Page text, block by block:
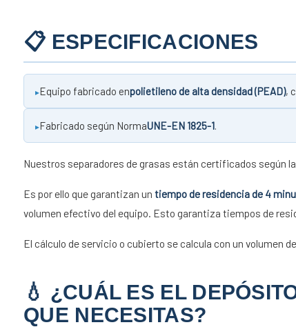
📋 ESPECIFICACIONES
Equipo fabricado enpolietileno de alta densidad (PEAD),
Fabricado según NormaUNE-EN 1825-1
Nuestros separadores de grasas están certificados según la
Es por ello que garantizan un tiempo de residencia de 4
volumen efectivo del equipo. Esto garantiza tiempos de
El cálculo de servicio o cubierto se calcula con un volumen de
💧 ¿CUÁL ES EL
QUE NECESITAS?